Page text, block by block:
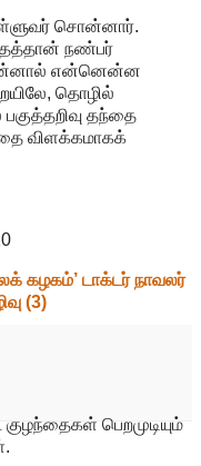
சொன்னார்.
நண்பர்
என்னென்ன
தொழில்
பகுத்தறிவு தந்தை
விளக்கமாகக்
கழகம்’ டாக்டர் நாவலர்
(3)
பெறமுடியும்